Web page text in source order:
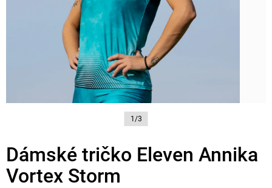
1/3
Dámské tričko Eleven Annika
Vortex Storm